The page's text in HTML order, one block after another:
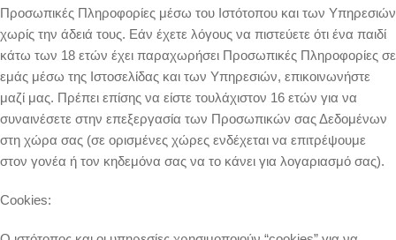
Προσωπικές Πληροφορίες μέσω του Ιστότοπου και των Υπηρεσιών
χωρίς την άδειά τους. Εάν έχετε λόγους να πιστεύετε ότι ένα παιδί
κάτω των 18 ετών έχει παραχωρήσει Προσωπικές Πληροφορίες σε
εμάς μέσω της Ιστοσελίδας και των Υπηρεσιών, επικοινωνήστε
μαζί μας. Πρέπει επίσης να είστε τουλάχιστον 16 ετών για να
συναινέσετε στην επεξεργασία των Προσωπικών σας Δεδομένων
στη χώρα σας (σε ορισμένες χώρες ενδέχεται να επιτρέψουμε
στον γονέα ή τον κηδεμόνα σας να το κάνει για λογαριασμό σας).
Cookies: